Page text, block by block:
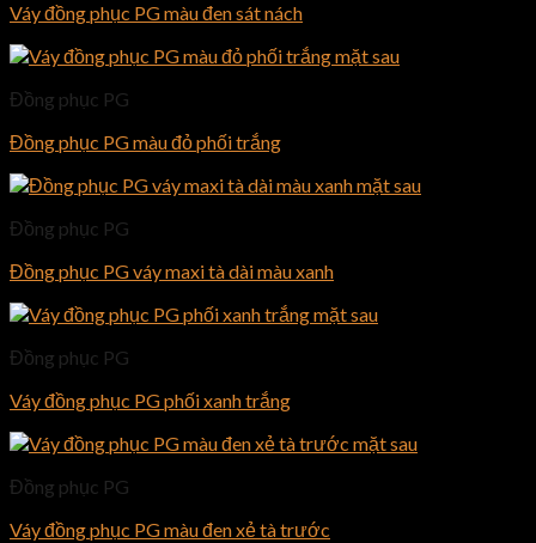
Váy đồng phục PG màu đen sát nách
Đồng phục PG
Đồng phục PG màu đỏ phối trắng
Đồng phục PG
Đồng phục PG váy maxi tà dài màu xanh
Đồng phục PG
Váy đồng phục PG phối xanh trắng
Đồng phục PG
Váy đồng phục PG màu đen xẻ tà trước